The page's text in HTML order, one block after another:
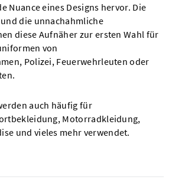
Nuance eines Designs hervor. Die
die unnachahmliche
diese Aufnäher zur ersten Wahl für
von
Polizei, Feuerwehrleuten oder
auch häufig für
Motorradkleidung,
und vieles mehr verwendet.